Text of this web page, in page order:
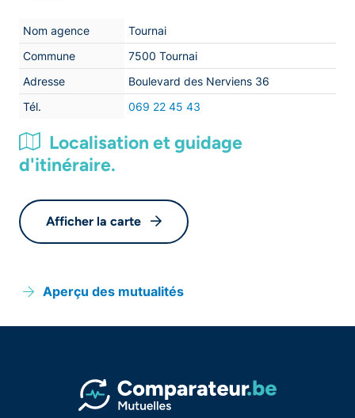
Nom agence
Tournai
Commune
7500 Tournai
Adresse
Boulevard des Nerviens 36
Tél.
069 22 45 43
Localisation et guidage
d'itinéraire.
Afficher la carte
Aperçu des mutualités